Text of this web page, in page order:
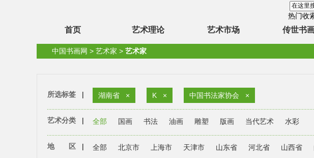
热门收
首页 艺术理论 艺术市场 传世书
中国书画网 > 艺术家 > 艺术家
所选标签 | 湖南省 × K × 中国书法家协会 ×
艺术分类 | 全部 国画 书法 油画 雕塑 版画 当代艺术 水彩
地 区 | 全部 北京市 上海市 天津市 山东省 河北省 山西省